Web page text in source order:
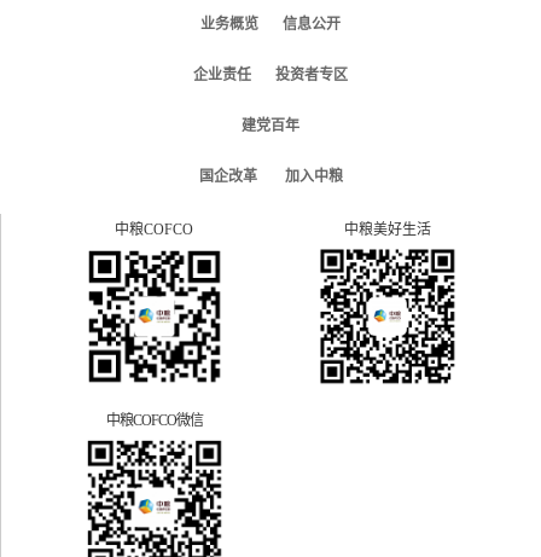
业务概览 信息公开
企业责任 投资者专区
建党百年
国企改革 加入中粮
中粮COFCO 中粮美好生活
中粮COFCO微信